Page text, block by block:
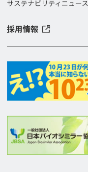
サステナビリティニュース
採用情報